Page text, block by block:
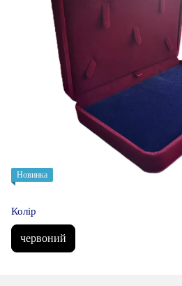
Новинка
Колір
червоний